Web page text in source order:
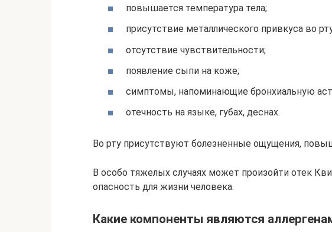
повышается температура тела;
присутствие металлического привкуса во
отсутствие чувствительности;
появление сыпи на коже;
симптомы, напоминающие бронхиальную
отечность на языке, губах, деснах.
Во рту присутствуют болезненные ощущения,
В особо тяжелых случаях может произойти отек
опасность для жизни человека.
Какие компоненты являются